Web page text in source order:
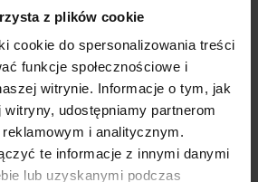
z plików cookie
cookie do spersonalizowania treści
funkcje społecznościowe i
witrynie. Informacje o tym, jak
udostępniamy partnerom
i analitycznym.
te informacje z innymi danymi
lub uzyskanymi podczas